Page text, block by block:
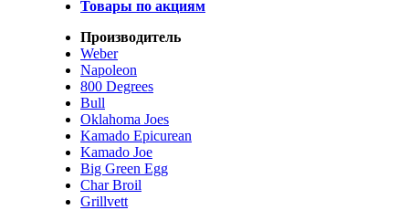
Товары по акциям
Производитель
Weber
Napoleon
800 Degrees
Bull
Oklahoma Joes
Kamado Epicurean
Kamado Joe
Big Green Egg
Char Broil
Grillvett